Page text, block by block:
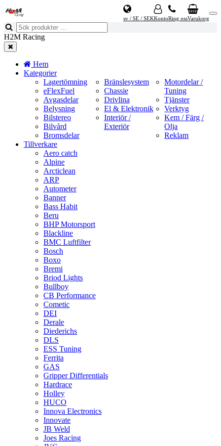
sv / SE / SEKKontoRing ossVarukorg
H2M Racing
Hem
Kategorier
Lagertömning
eFlexFuel
Avgasdelar
Belysning
Bilstereo
Bilvård
Bromsdelar
Bränslesystem
Chassie
Drivlina
El & Elektronik
Interiör /
Exteriör
Motordelar /
Tuning
Tjänster
Verktyg
Kem / Färg /
Olja
Reklam
Tillverkare
Aero catch
Alpine
Arcticlean
ARP
Autometer
Banner
Bass Habit
Beru
BHP Motorsport
Blackline
BMC Luftfilter
Bosch
Boxo
Bremi
Briod Lights
Bullboy
CB Performance
Cometic
DEI
Derale
Diederichs
DLS
ESS Tuning
Ferrita
GAS
Gripper Differentials
Hardrace
Holley
HUCO
Innova Electronics
Innovate
JB Weld
Joes Racing